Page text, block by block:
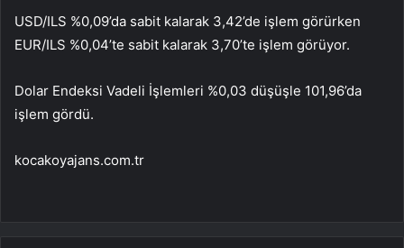
USD/ILS %0,09’da sabit kalarak 3,42’de işlem görürken
EUR/ILS %0,04’te sabit kalarak 3,70’te işlem görüyor.
Dolar Endeksi Vadeli İşlemleri %0,03 düşüşle 101,96’da
işlem gördü.
kocakoyajans.com.tr